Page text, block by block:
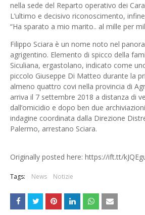
nella sede del Reparto operativo dei
L’ultimo e decisivo riconoscimento,
“Ha sparato a mio marito.. al mille per
Filippo Sciara è un nome noto nel
agrigentino. Elemento di spicco della
Siculiana, ergastolano, indicato come
piccolo Giuseppe Di Matteo durante la
almeno quattro covi nella provincia di
arriva il 7 settembre 2018 a distanza di
dall’omicidio e dopo ben due
indagine coordinata dalla Direzione
Palermo, arrestano Sciara.
Originally posted here: https://ift.tt/
Tags: News Notizie